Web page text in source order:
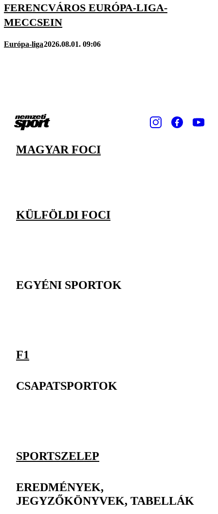
FERENCVÁROS EURÓPA-LIGA-
MECCSEIN
Európa-liga2026.08.01. 09:06
MAGYAR FOCI
KÜLFÖLDI FOCI
EGYÉNI SPORTOK
F1
CSAPATSPORTOK
SPORTSZELEP
EREDMÉNYEK,
JEGYZŐKÖNYVEK, TABELLÁK